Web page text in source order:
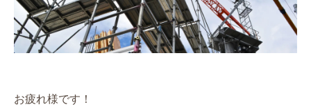
お疲れ様です！